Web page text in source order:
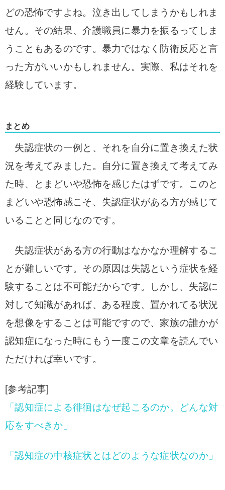
どの恐怖ですよね。泣き出してしまうかもしれま
せん。その結果、介護職員に暴力を振るってしま
うこともあるのです。暴力ではなく防衛反応と言
った方がいいかもしれません。実際、私はそれを
経験しています。
まとめ
失認症状の一例と、それを自分に置き換えた状
況を考えてみました。自分に置き換えて考えてみ
た時、とまどいや恐怖を感じたはずです。このと
まどいや恐怖感こそ、失認症状がある方が感じて
いることと同じなのです。
失認症状がある方の行動はなかなか理解するこ
とが難しいです。その原因は失認という症状を経
験することは不可能だからです。しかし、失認に
対して知識があれば、ある程度、置かれてる状況
を想像をすることは可能ですので、家族の誰かが
認知症になった時にもう一度この文章を読んでい
ただければ幸いです。
[参考記事]
「認知症による徘徊はなぜ起こるのか。どんな対
応をすべきか」
「認知症の中核症状とはどのような症状なのか」